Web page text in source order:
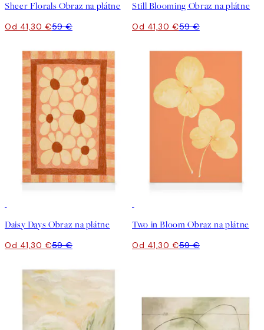
Sheer Florals Obraz na plátne
Od 41,30 €59 €
Still Blooming Obraz na plátne
Od 41,30 €59 €
Daisy Days Obraz na plátne
Od 41,30 €59 €
Two in Bloom Obraz na plátne
Od 41,30 €59 €